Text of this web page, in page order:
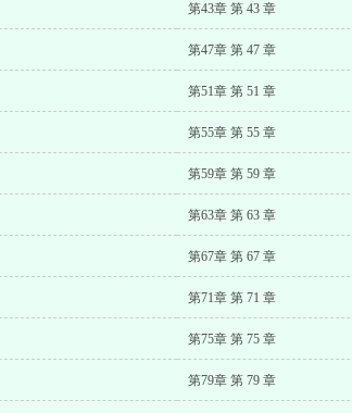
第43章 第 43 章
第47章 第 47 章
第51章 第 51 章
第55章 第 55 章
第59章 第 59 章
第63章 第 63 章
第67章 第 67 章
第71章 第 71 章
第75章 第 75 章
第79章 第 79 章